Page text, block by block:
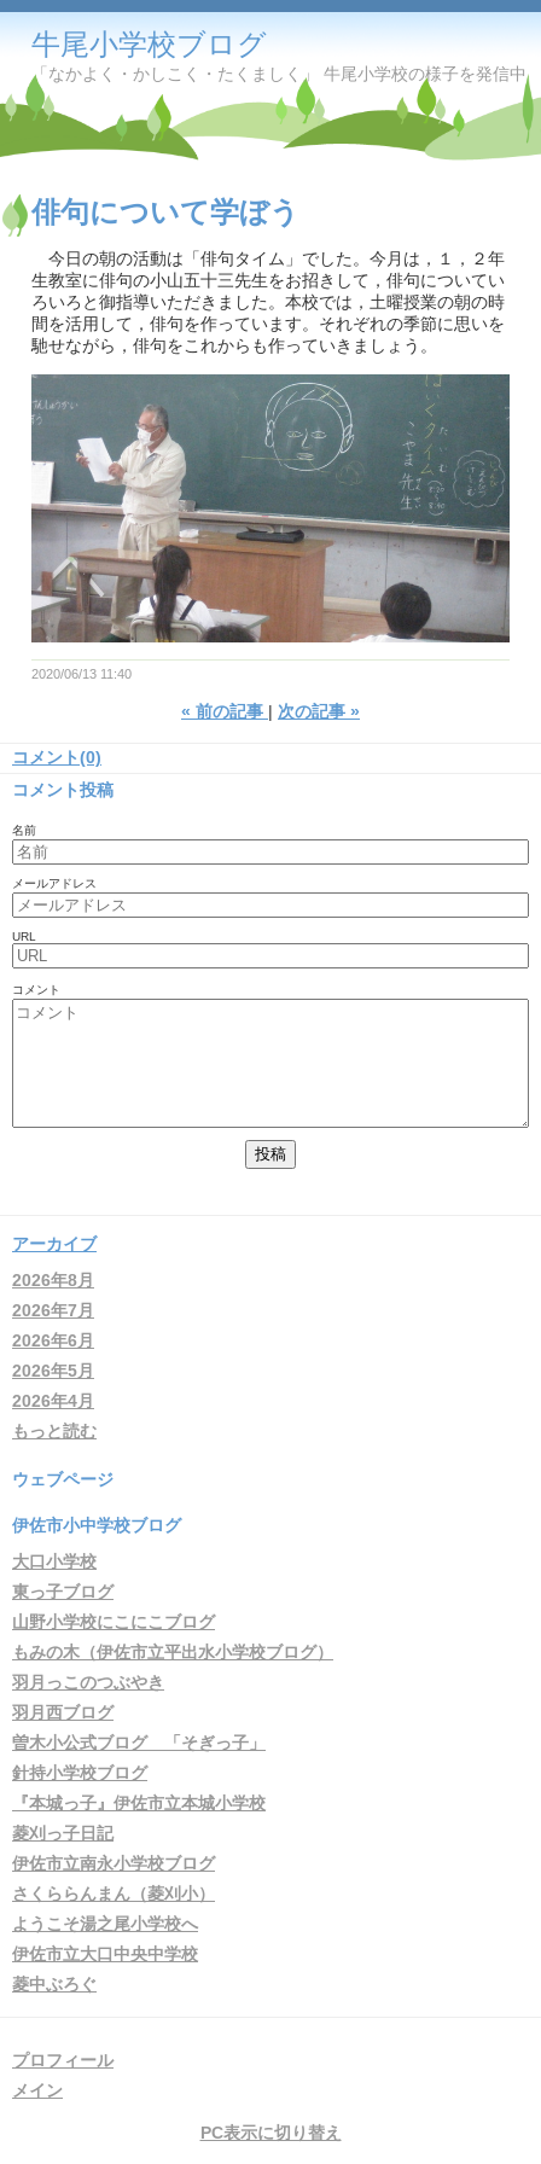
牛尾小学校ブログ
「なかよく・かしこく・たくましく」 牛尾小学校の様子を発信中
俳句について学ぼう
今日の朝の活動は「俳句タイム」でした。今月は，１，２年
生教室に俳句の小山五十三先生をお招きして，俳句についてい
ろいろと御指導いただきました。本校では，土曜授業の朝の時
間を活用して，俳句を作っています。それぞれの季節に思いを
馳せながら，俳句をこれからも作っていきましょう。
2020/06/13 11:40
« 前の記事 次の記事 »
コメント(0)
コメント投稿
名前
メールアドレス
URL
コメント
アーカイブ
2026年8月
2026年7月
2026年6月
2026年5月
2026年4月
もっと読む
ウェブページ
伊佐市小中学校ブログ
大口小学校
東っ子ブログ
山野小学校にこにこブログ
もみの木（伊佐市立平出水小学校ブログ）
羽月っこのつぶやき
羽月西ブログ
曽木小公式ブログ 「そぎっ子」
針持小学校ブログ
『本城っ子』伊佐市立本城小学校
菱刈っ子日記
伊佐市立南永小学校ブログ
さくららんまん（菱刈小）
ようこそ湯之尾小学校へ
伊佐市立大口中央中学校
菱中ぶろぐ
プロフィール
メイン
PC表示に切り替え